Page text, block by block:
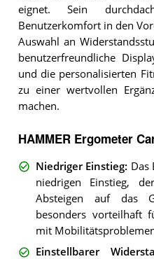
eignet. Sein
Benutzerkomfort in den
Auswahl an
benutzerfreundliche
und die personalisierten
zu einer wertvollen
machen.
HAMMER Ergometer
Niedriger Einstieg: Das
niedrigen Einstieg,
Absteigen auf das
besonders vorteilhaft
mit
Einstellbarer